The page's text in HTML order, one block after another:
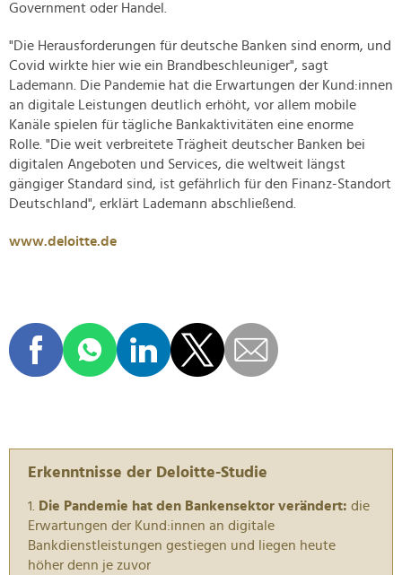
Government oder Handel.
"Die Herausforderungen für deutsche Banken sind enorm, und
Covid wirkte hier wie ein Brandbeschleuniger", sagt
Lademann. Die Pandemie hat die Erwartungen der Kund:innen
an digitale Leistungen deutlich erhöht, vor allem mobile
Kanäle spielen für tägliche Bankaktivitäten eine enorme
Rolle. "Die weit verbreitete Trägheit deutscher Banken bei
digitalen Angeboten und Services, die weltweit längst
gängiger Standard sind, ist gefährlich für den Finanz-Standort
Deutschland", erklärt Lademann abschließend.
www.deloitte.de
Erkenntnisse der Deloitte-Studie
1. Die Pandemie hat den Bankensektor verändert: die
Erwartungen der Kund:innen an digitale
Bankdienstleistungen gestiegen und liegen heute
höher denn je zuvor